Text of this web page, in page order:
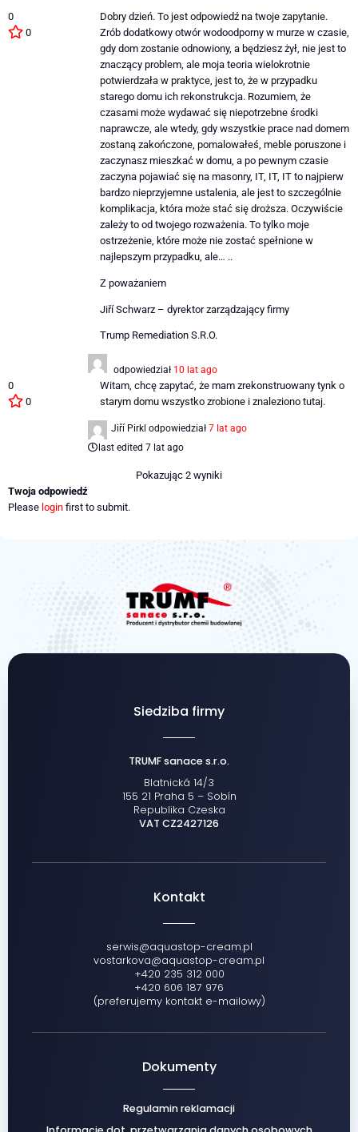
0
0
Dobry dzień. To jest odpowiedź na twoje zapytanie.
Zrób dodatkowy otwór wodoodporny w murze w czasie,
gdy dom zostanie odnowiony, a będziesz żył, nie jest to
znaczący problem, ale moja teoria wielokrotnie
potwierdzała w praktyce, jest to, że w przypadku
starego domu ich rekonstrukcja. Rozumiem, że
czasami może wydawać się niepotrzebne środki
naprawcze, ale wtedy, gdy wszystkie prace nad domem
zostaną zakończone, pomalowałeś, meble poruszone i
zaczynasz mieszkać w domu, a po pewnym czasie
zaczyna pojawiać się na masonry, IT, IT, IT to najpierw
bardzo nieprzyjemne ustalenia, ale jest to szczególnie
komplikacja, która może stać się droższa. Oczywiście
zależy to od twojego rozważenia. To tylko moje
ostrzeżenie, które może nie zostać spełnione w
najlepszym przypadku, ale… ..
Z poważaniem
Jiří Schwarz – dyrektor zarządzający firmy
Trump Remediation S.R.O.
odpowiedział 10 lat ago
0
0
Witam, chcę zapytać, że mam zrekonstruowany tynk o
starym domu wszystko zrobione i znaleziono tutaj.
Jiří Pirkl odpowiedział 7 lat ago
last edited 7 lat ago
Pokazując 2 wyniki
Twoja odpowiedź
Please login first to submit.
Siedziba firmy
TRUMF sanace s.r.o.
Blatnická 14/3
155 21 Praha 5 – Sobín
Republika Czeska
VAT CZ2427126
Kontakt
serwis@aquastop-cream.pl
vostarkova@aquastop-cream.pl
+420 235 312 000
+420 606 187 976
(preferujemy kontakt e-mailowy)
Dokumenty
Regulamin reklamacji